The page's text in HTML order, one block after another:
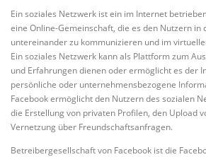
Ein soziales Netzwerk ist ein im Internet
eine Online-Gemeinschaft, die es den Nutzern in
untereinander zu kommunizieren und im
Ein soziales Netzwerk kann als Plattform zum
und Erfahrungen dienen oder ermöglicht es der
persönliche oder unternehmensbezogene
Facebook ermöglicht den Nutzern des sozialen
die Erstellung von privaten Profilen, den Upload
Vernetzung über Freundschaftsanfragen.
Betreibergesellschaft von Facebook ist die